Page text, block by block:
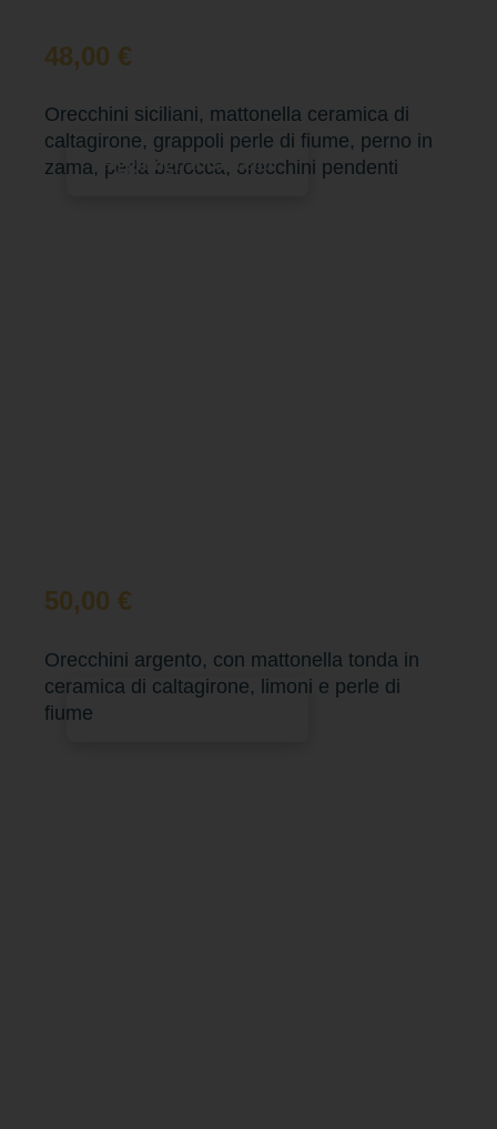
48,00 €
Orecchini siciliani, mattonella ceramica di
caltagirone, grappoli perle di fiume, perno in
zama, perla barocca, orecchini pendenti
Aggiungi al carrello
50,00 €
Orecchini argento, con mattonella tonda in
ceramica di caltagirone, limoni e perle di
fiume